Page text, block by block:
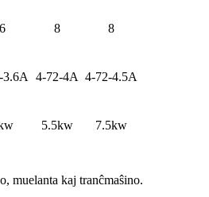
6 8 8
3.6A 4-72-4A 4-72-4.5A
5.5kw 7.5kw
muelanta kaj tranĉmaŝino.